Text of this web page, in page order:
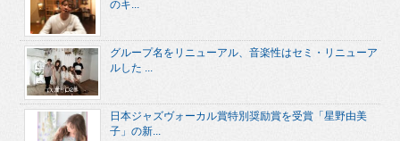
のキ...
グループ名をリニューアル、音楽性はセミ・リニューア
ルした ...
日本ジャズヴォーカル賞特別奨励賞を受賞「星野由美
子」の新...